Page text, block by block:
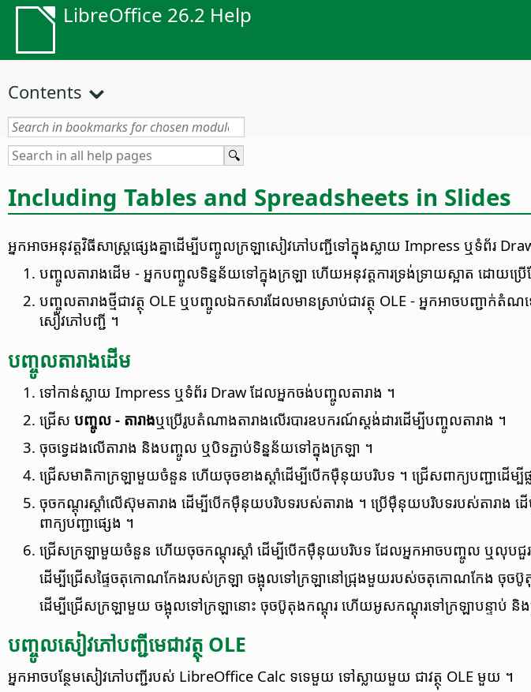
LibreOffice 26.2 Help
Contents
Including Tables and Spreadsheets in Slides
អ្នក​អាច​អនុវត្ត​វិធីសាស្ត្រ​ផ្សេង​គ្នា​ដើម្បី​បញ្ចូល​ក្រឡា​សៀវភៅ​បញ្ជី​ទៅ​ក្នុង​ស្លាយ Impress ឬ​ទំព័រ
បញ្ចូល​តារាង​ដើម - អ្នក​បញ្ចូល​ទិន្នន័យ​ទៅ​ក្នុង​ក្រឡា ហើយ​អនុវត្ត​កា​រទ្រង់ទ្រាយ​ស្អាត​ ដោយ​ប្រើ​ផ្
បញ្ចូល​តារាង​ថ្មី​ជា​វត្ថុ OLE ឬ​បញ្ចូល​ឯកសារ​ដែល​មាន​ស្រាប់​ជា​វត្ថុ OLE - អ្នក​អាច​បញ្ជា
សៀវភៅ​បញ្ជី ។
បញ្ចូល​តារាង​ដើម
ទៅ​កាន់​ស្លាយ Impress ឬ​ទំព័រ Draw ដែល​អ្នក​ចង់​បញ្ចូល​តារាង ។
ជ្រើស បញ្ចូល - តារាងឬ​ប្រើ​រូប​តំណាង​តារាង​លើ​របារ​ឧបករណ៍​ស្តង់ដារ​ដើម្បី​បញ្ចូល​តារាង ។
ចុច​ទ្វេ​ដង​លើ​តារាង និង​បញ្ចូល ឬ​បិទ​ភ្ជាប់​ទិន្នន័យ​ទៅ​ក្នុង​ក្រឡា ។
ជ្រើស​មាតិកា​ក្រឡា​មួយ​ចំនួន​ ហើយ​ចុច​ខាង​ស្ដាំ​ដើម្បី​បើក​ម៉ឺនុយ​បរិបទ ។ ជ្រើស​ពាក្យ​បញ្ជា​ដើម្បី​ផ្ល
ចុច​កណ្ដុរ​ស្ដាំ​លើ​ស៊ុម​តារាង​​ ដើម្បីបើក​ម៉ឺនុយ​បរិបទ​របស់តារាង ។ ប្រើ​ម៉ឺនុយ​បរិបទ​របស់តារាង
ពាក្យ​បញ្ជា​ផ្សេង ។
ជ្រើស​ក្រឡា​មួយ​ចំនួន​ ហើយ​ចុច​កណ្ដុរ​ស្ដាំ​ ដើម្បី​បើក​ម៉ឺនុយ​បរិបទ​ ដែលអ្នកអាច​បញ្ចូល ឬ​លុបជួ
ដើម្បី​ជ្រើស​ផ្ទៃ​ចតុកោណកែង​របស់​ក្រឡា ចង្អុល​ទៅ​ក្រឡា​នៅជ្រុង​មួយ​របស់​ចតុកោណកែង
ដើម្បីជ្រើស​ក្រឡា​មួយ ចង្អុល​ទៅក្រឡា​នោះ ចុច​ប៊ូតុង​កណ្ដុរ ហើយអូស​កណ្ដុរ​ទៅក្រឡា​បន្ទាប់
បញ្ចូល​សៀវភៅ​បញ្ជី​មេ​ជា​វត្ថុ OLE
អ្នក​អាច​បន្ថែម​សៀវភៅ​បញ្ជី​របស់​ LibreOffice Calc ទទេ​មួយ​​ ទៅ​ស្លាយ​​មួយ​ ជា​វត្ថុ​ OLE មួយ​ ។